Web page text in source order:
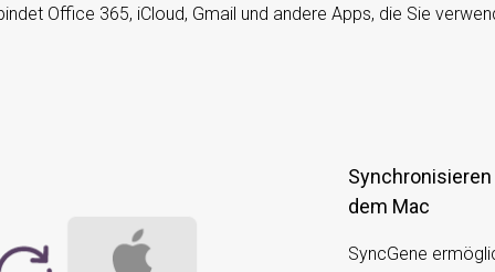
Office 365, iCloud, Gmail und andere Apps, die Sie
Synchronisieren von Office 365-Kontakten mit
dem Mac
SyncGene